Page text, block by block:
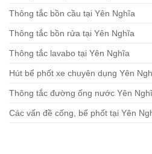
Thông tắc bồn cầu tại Yên Nghĩa
Thông tắc bồn rửa tại Yên Nghĩa
Thông tắc lavabo tại Yên Nghĩa
Hút bể phốt xe chuyên dụng Yên
Thông tắc đường ống nước Yên
Các vấn đề cống, bể phốt tại Yên